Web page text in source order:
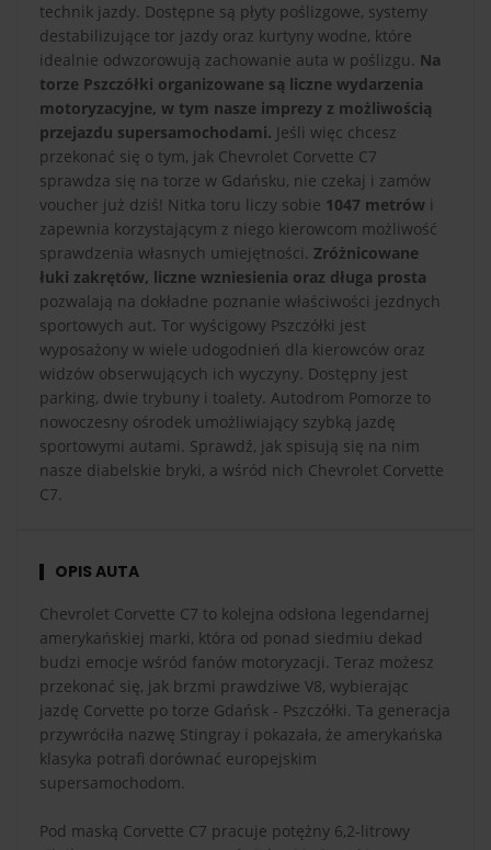
technik jazdy. Dostępne są płyty poślizgowe, systemy
destabilizujące tor jazdy oraz kurtyny wodne, które
idealnie odwzorowują zachowanie auta w poślizgu. Na
torze Pszczółki organizowane są liczne wydarzenia
motoryzacyjne, w tym nasze imprezy z możliwością
przejazdu supersamochodami. Jeśli więc chcesz
przekonać się o tym, jak Chevrolet Corvette C7
sprawdza się na torze w Gdańsku, nie czekaj i zamów
voucher już dziś! Nitka toru liczy sobie 1047 metrów i
zapewnia korzystającym z niego kierowcom możliwość
sprawdzenia własnych umiejętności. Zróżnicowane
łuki zakrętów, liczne wzniesienia oraz długa prosta
pozwalają na dokładne poznanie właściwości jezdnych
sportowych aut. Tor wyścigowy Pszczółki jest
wyposażony w wiele udogodnień dla kierowców oraz
widzów obserwujących ich wyczyny. Dostępny jest
parking, dwie trybuny i toalety. Autodrom Pomorze to
nowoczesny ośrodek umożliwiający szybką jazdę
sportowymi autami. Sprawdź, jak spisują się na nim
nasze diabelskie bryki, a wśród nich Chevrolet Corvette
C7.
OPIS AUTA
Chevrolet Corvette C7 to kolejna odsłona legendarnej
amerykańskiej marki, która od ponad siedmiu dekad
budzi emocje wśród fanów motoryzacji. Teraz możesz
przekonać się, jak brzmi prawdziwe V8, wybierając
jazdę Corvette po torze Gdańsk - Pszczółki. Ta generacja
przywróciła nazwę Stingray i pokazała, że amerykańska
klasyka potrafi dorównać europejskim
supersamochodom.
Pod maską Corvette C7 pracuje potężny 6,2-litrowy